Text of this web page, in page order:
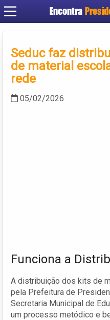
Encontra
Seduc faz
de material
rede
05/02/2026
Funciona a
A distribuição dos kits de
pela Prefeitura de
Secretaria Municipal de
um processo metódico e